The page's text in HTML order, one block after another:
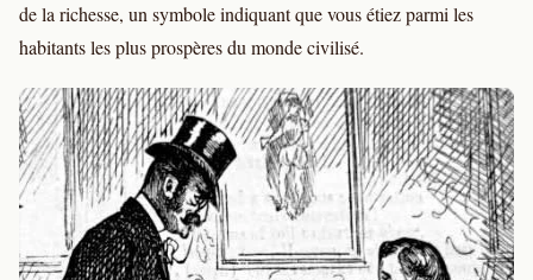
de la richesse, un symbole indiquant que vous étiez parmi les
habitants les plus prospères du monde civilisé.